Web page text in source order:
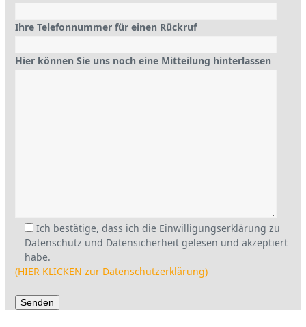
Ihre Telefonnummer für einen Rückruf
Hier können Sie uns noch eine Mitteilung hinterlassen
Ich bestätige, dass ich die Einwilligungserklärung zu
Datenschutz und Datensicherheit gelesen und akzeptiert
habe.
(HIER KLICKEN zur Datenschutzerklärung)